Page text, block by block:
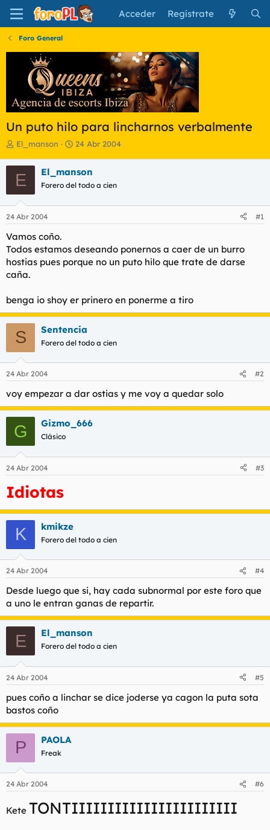
Acceder Regístrate
Foro General
Un puto hilo para lincharnos verbalmente
I
i
c
i
a
d
o
d
e
l
t
a
El_manson
F
h
a
e
c
i
24 Abr 2004
E El_manson
Forero del todo a cien
24 Abr 2004 #1
Vamos coño.
Todos estamos deseando ponernos a caer de un burro
hostias pues porque no un puto hilo que trate de darse
caña.
benga io shoy er prinero en ponerme a tiro
S Sentencia
Forero del todo a cien
24 Abr 2004 #2
voy empezar a dar ostias y me voy a quedar solo
G Gizmo_666
Clásico
24 Abr 2004 #3
Idiotas
K kmikze
Forero del todo a cien
24 Abr 2004 #4
Desde luego que si, hay cada subnormal por este foro que
a uno le entran ganas de repartir.
E El_manson
Forero del todo a cien
24 Abr 2004 #5
pues coño a linchar se dice joderse ya cagon la puta sota
bastos coño
P PAOLA
Freak
24 Abr 2004 #6
Kete TONTIIIIIIIIIIIIIIIIIIIIIII